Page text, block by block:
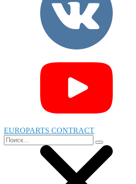
EUROPARTS CONTRACT